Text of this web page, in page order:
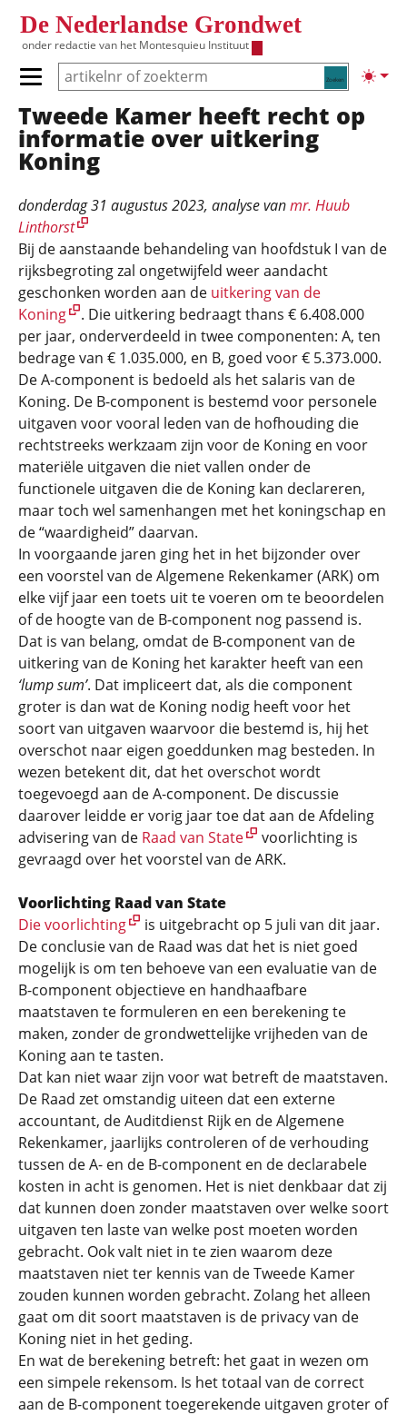
De Nederlandse Grondwet
onder redactie van het Montesquieu Instituut
Zoeken
Primair menu tonen/verbergen
Hoofdnavigatie
Tweede Kamer heeft recht op
informatie over uitkering
Koning
donderdag 31 augustus 2023, analyse vanmr. Huub
Linthorst
Bij de aanstaande behandeling van hoofdstuk I van de
rijksbegroting zal ongetwijfeld weer aandacht
geschonken worden aan de uitkering van de
Koning
. Die uitkering bedraagt thans € 6.408.000
per jaar, onderverdeeld in twee componenten: A, ten
bedrage van € 1.035.000, en B, goed voor € 5.373.000.
De A-component is bedoeld als het salaris van de
Koning. De B-component is bestemd voor personele
uitgaven voor vooral leden van de hofhouding die
rechtstreeks werkzaam zijn voor de Koning en voor
materiële uitgaven die niet vallen onder de
functionele uitgaven die de Koning kan declareren,
maar toch wel samenhangen met het koningschap en
de “waardigheid” daarvan.
In voorgaande jaren ging het in het bijzonder over
een voorstel van de Algemene Rekenkamer (ARK) om
elke vijf jaar een toets uit te voeren om te beoordelen
of de hoogte van de B-component nog passend is.
Dat is van belang, omdat de B-component van de
uitkering van de Koning het karakter heeft van een
‘lump sum’. Dat impliceert dat, als die component
groter is dan wat de Koning nodig heeft voor het
soort van uitgaven waarvoor die bestemd is, hij het
overschot naar eigen goeddunken mag besteden. In
wezen betekent dit, dat het overschot wordt
toegevoegd aan de A-component. De discussie
daarover leidde er vorig jaar toe dat aan de Afdeling
advisering van de Raad van State
voorlichting is
gevraagd over het voorstel van de ARK.
Voorlichting Raad van State
Die voorlichting
is uitgebracht op 5 juli van dit jaar.
De conclusie van de Raad was dat het is niet goed
mogelijk is om ten behoeve van een evaluatie van de
B-component objectieve en handhaafbare
maatstaven te formuleren en een berekening te
maken, zonder de grondwettelijke vrijheden van de
Koning aan te tasten.
Dat kan niet waar zijn voor wat betreft de maatstaven.
De Raad zet omstandig uiteen dat een externe
accountant, de Auditdienst Rijk en de Algemene
Rekenkamer, jaarlijks controleren of de verhouding
tussen de A- en de B-component en de declarabele
kosten in acht is genomen. Het is niet denkbaar dat zij
dat kunnen doen zonder maatstaven over welke soort
uitgaven ten laste van welke post moeten worden
gebracht. Ook valt niet in te zien waarom deze
maatstaven niet ter kennis van de Tweede Kamer
zouden kunnen worden gebracht. Zolang het alleen
gaat om dit soort maatstaven is de privacy van de
Koning niet in het geding.
En wat de berekening betreft: het gaat in wezen om
een simpele rekensom. Is het totaal van de correct
aan de B-component toegerekende uitgaven groter of